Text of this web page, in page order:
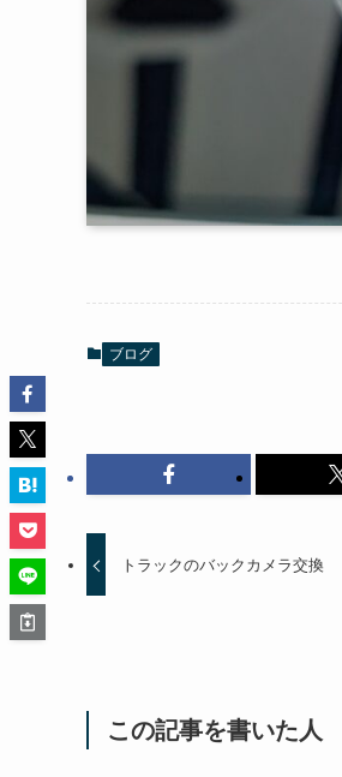
ブログ
トラックのバックカメラ交換
この記事を書いた人